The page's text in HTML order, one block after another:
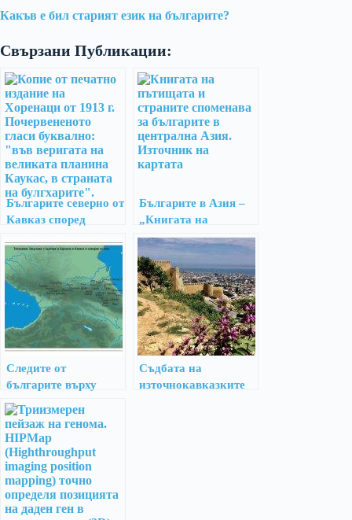
Какъв е бил старият език на българите?
Свързани Публикации:
Българите северно от
Кавказ според
II
Българите в Азия –
„Книгата на
пътищата и
страните“ на Абул
Касим Ибн
Хордадбех
Следите от
българите върху
картата на Северен
Казказ
Съдбата на
източнокавказките